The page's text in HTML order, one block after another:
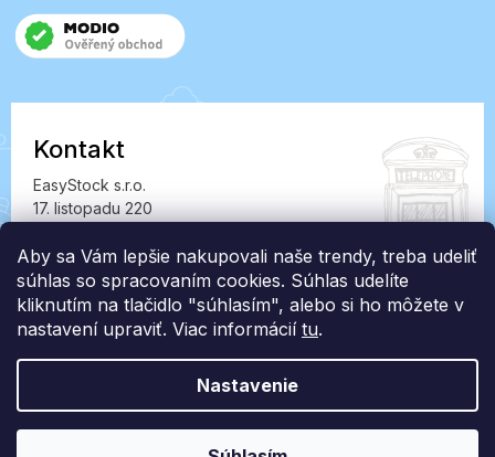
Aby sa Vám lepšie nakupovali naše trendy, treba udeliť
súhlas so spracovaním cookies. Súhlas udelíte
kliknutím na tlačidlo "súhlasím", alebo si ho môžete v
nastavení upraviť. Viac informácií tu.
Nastavenie
Kontakt
EasyStock s.r.o.
17. listopadu 220
IČ: 07727402, DIČ: CZ07727402
info@londonclub.sk